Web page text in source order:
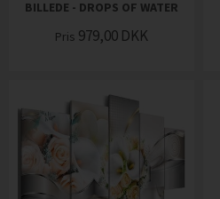
BILLEDE - DROPS OF WATER
Pris 979,00 DKK